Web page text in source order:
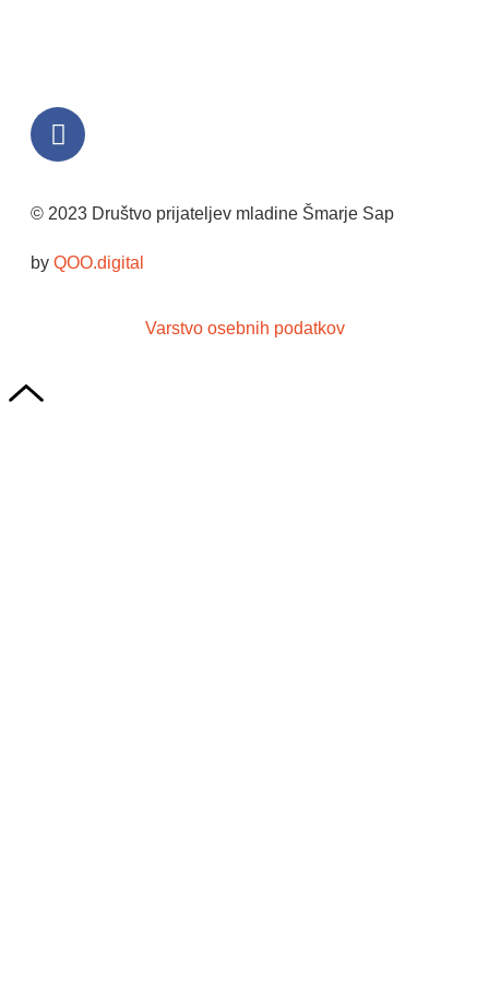
© 2023 Društvo prijateljev mladine Šmarje Sap
by QOO.digital
Varstvo osebnih podatkov